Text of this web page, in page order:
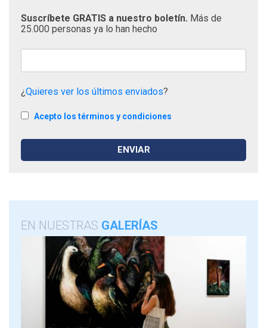
Suscríbete GRATIS a nuestro boletín. Más de
25.000 personas ya lo han hecho
¿Quieres ver los últimos enviados?
Acepto los términos y condiciones
EN NUESTRAS GALERÍAS